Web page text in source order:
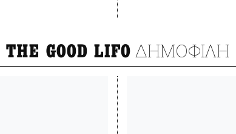
THE GOOD LIFO ΔΗΜΟΦΙΛΗ